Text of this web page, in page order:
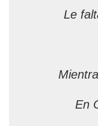
Le
En